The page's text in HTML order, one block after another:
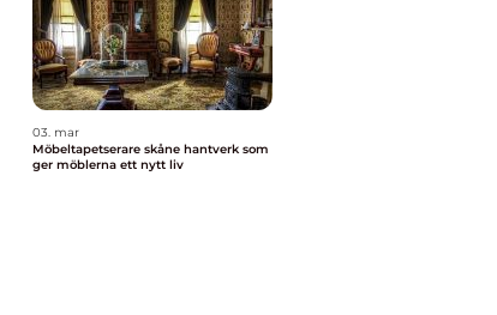
03. mar
Möbeltapetserare skåne hantverk som
ger möblerna ett nytt liv